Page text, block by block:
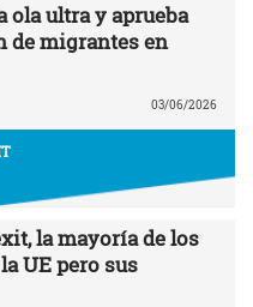
ola ultra y aprueba
de migrantes en
03/06/2026
la mayoría de los
UE pero sus